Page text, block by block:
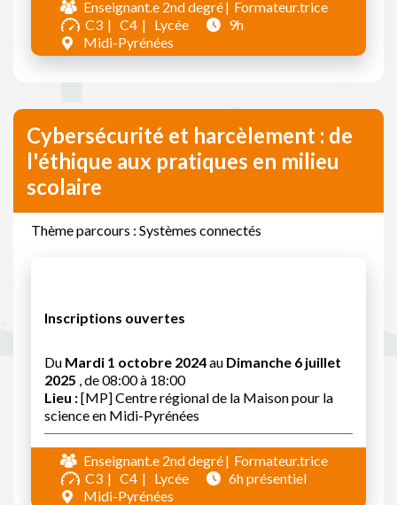
Enseignant.e 2nd degré
Formateur.trice
C3
C4 Lycée
9h
Midi-Pyrénées
Cybersécurité et harcèlement : de
l'éthique aux pratiques en milieu
scolaire
Thème parcours : Systèmes connectés
Inscriptions ouvertes
Du Mardi 1 octobre 2024au Dimanche 6 juillet
2025 , de 08:00 à 18:00
Lieu :[MP] Centre régional de la Maison pour la
science en Midi-Pyrénées
Enseignant.e 2nd degré
Formateur.trice
C3
C4 Lycée
6h présentiel
Midi-Pyrénées